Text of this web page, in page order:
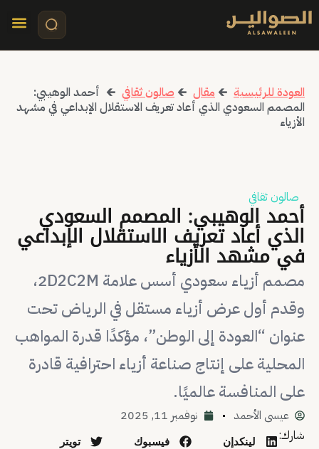
العودة للرئيسية 🡰 مقال 🡰 صالون ثقافي 🡰 أحمد الوهيبي:
المصمم السعودي الذي أعاد تعريف الاستقلال الإبداعي في مشهد
الأزياء
صالون ثقافي
أحمد الوهيبي: المصمم السعودي
الذي أعاد تعريف الاستقلال الإبداعي
في مشهد الأزياء
مصمم أزياء سعودي أسس علامة 2D2C2M،
وقدم أول عرض أزياء مستقل في الرياض تحت
عنوان “العودة إلى الوطن”، مؤكدًا قدرة المواهب
المحلية على إنتاج صناعة أزياء احترافية قادرة
على المنافسة عالميًا.
عيسى الأحمد نوفمبر 11, 2025
لينكدإن فيسبوك تويتر شارك: